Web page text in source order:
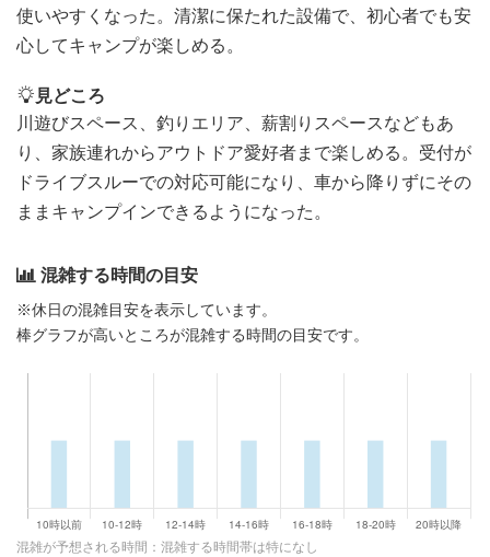
使いやすくなった。清潔に保たれた設備で、初心者でも安
心してキャンプが楽しめる。
見どころ
川遊びスペース、釣りエリア、薪割りスペースなどもあ
り、家族連れからアウトドア愛好者まで楽しめる。受付が
ドライブスルーでの対応可能になり、車から降りずにその
ままキャンプインできるようになった。
混雑する時間の目安
※休日の混雑目安を表示しています。
棒グラフが高いところが混雑する時間の目安です。
混雑が予想される時間：混雑する時間帯は特になし